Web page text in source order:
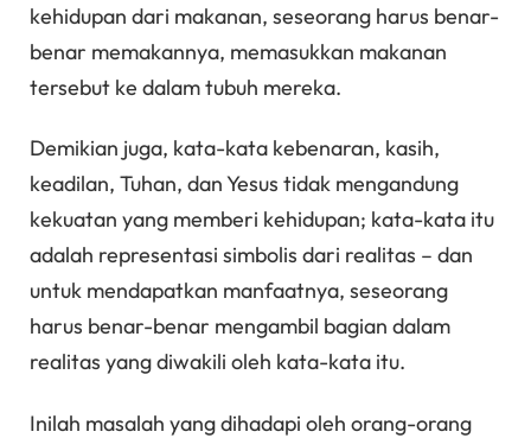
kehidupan dari makanan, seseorang harus benar-
benar memakannya, memasukkan makanan
tersebut ke dalam tubuh mereka.
Demikian juga, kata-kata kebenaran, kasih,
keadilan, Tuhan, dan Yesus tidak mengandung
kekuatan yang memberi kehidupan; kata-kata itu
adalah representasi simbolis dari realitas – dan
untuk mendapatkan manfaatnya, seseorang
harus benar-benar mengambil bagian dalam
realitas yang diwakili oleh kata-kata itu.
Inilah masalah yang dihadapi oleh orang-orang